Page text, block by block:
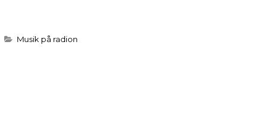
Categories
Musik på radion